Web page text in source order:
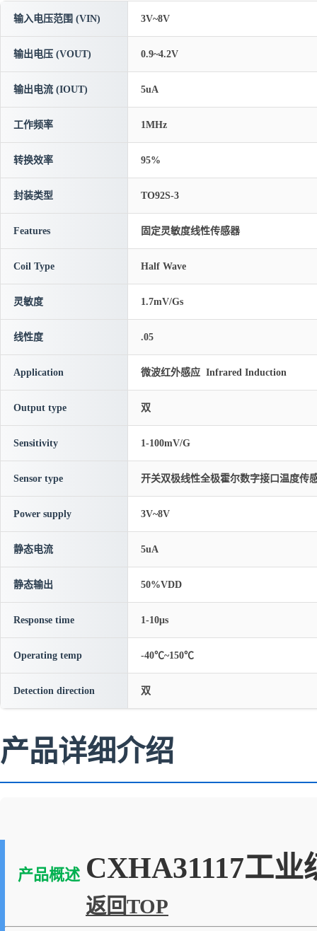
输入电压范围 (VIN) 3V~8V
输出电压 (VOUT) 0.9~4.2V
输出电流 (IOUT) 5uA
工作频率 1MHz
转换效率 95%
封装类型 TO92S-3
Features 固定灵敏度线性传感器
Coil Type Half Wave
灵敏度 1.7mV/Gs
线性度 .05
Application 微波红外感应 Infrared Induction
Output type 双
Sensitivity 1-100mV/G
Sensor type 开关双极线性全极霍尔数字接口温度传
Power supply 3V~8V
静态电流 5uA
静态输出 50%VDD
Response time 1-10μs
Operating temp -40℃~150℃
Detection direction 双
产品详细介绍
产品概述 CXHA31117工
返回TOP